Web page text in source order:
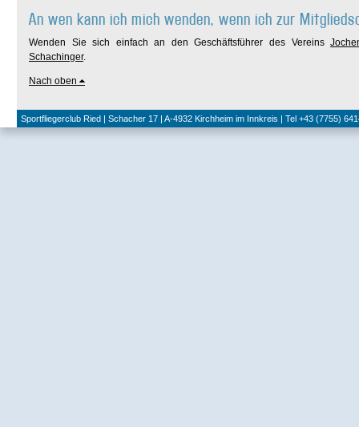
An wen kann ich mich wenden, wenn ich zur
Wenden Sie sich einfach an den Geschäftsführer des Vereins
Schachinger.
Nach oben
Sportfliegerclub Ried | Schacher 17 | A-4932 Kirchheim im Innkreis | Tel +43 (7755)